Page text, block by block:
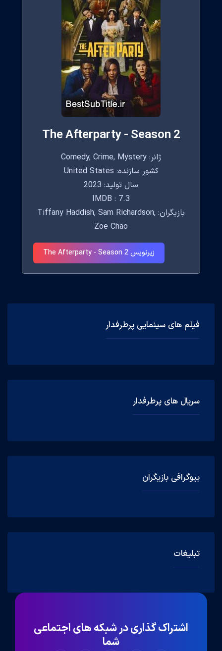
فیلم های سینمایی پرطرفدار
سریال های پرطرفدار
بیوگرافی بازیگران
تبلیغات
The Afterparty - Season 2
ژانر: Comedy, Crime, Mystery
کشور سازنده: United States
سال تولید: 2023
IMDB : 7.3
بازیگران: Tiffany Haddish, Sam Richardson,
Zoe Chao
زیرنویس The Afterparty - Season 2
اشتراک گذاری در شبکه های اجتماعی
شما